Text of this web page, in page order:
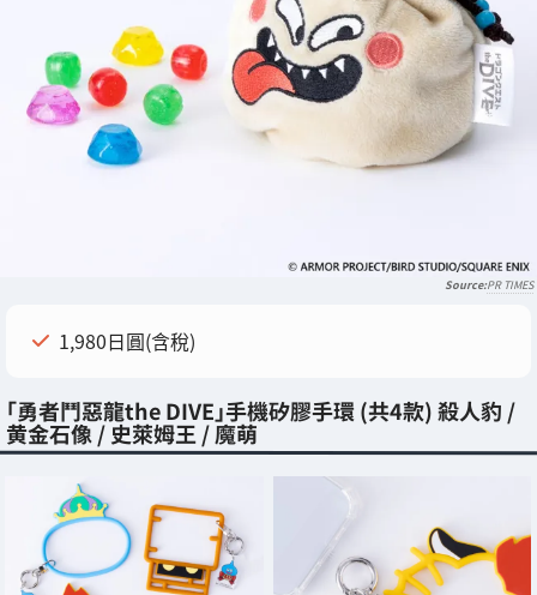
PR TIMES
1,980日圓(含稅)
「勇者鬥惡龍the DIVE」手機矽膠手環 (共4款) 殺人豹 /
黄金石像 / 史萊姆王 / 魔萌